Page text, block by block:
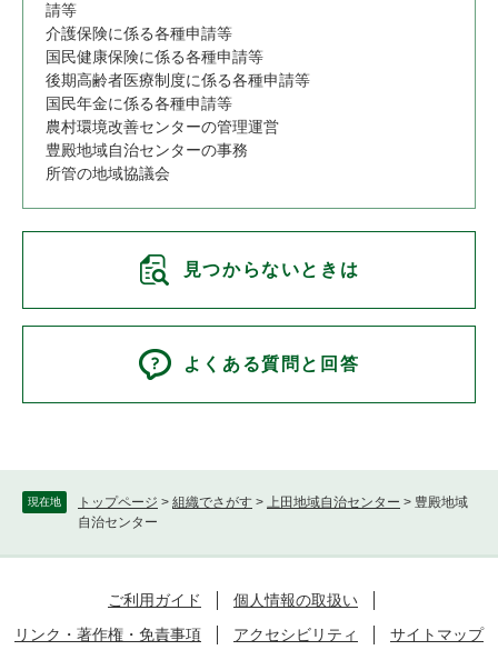
現在地 トップページ > 組織でさがす > 上田地域自治センター > 豊殿地域
自治センター
請等
介護保険に係る各種申請等
国民健康保険に係る各種申請等
後期高齢者医療制度に係る各種申請等
国民年金に係る各種申請等
農村環境改善センターの管理運営
豊殿地域自治センターの事務
所管の地域協議会
見つからないときは
よくある質問と回答
ご利用ガイド
個人情報の取扱い
リンク・著作権・免責事項
アクセシビリティ サイトマップ